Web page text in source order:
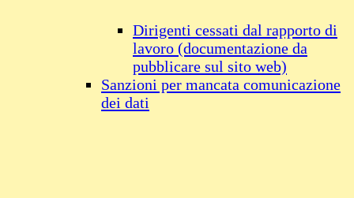
Dirigenti cessati dal rapporto di
lavoro (documentazione da
pubblicare sul sito web)
Sanzioni per mancata comunicazione
dei dati